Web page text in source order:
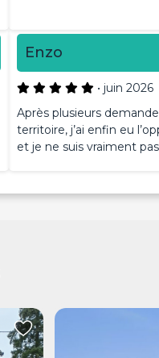
Enzo
• juin 2026
Après plusieurs
territoire, j’ai enfin eu
et je ne suis vraiment